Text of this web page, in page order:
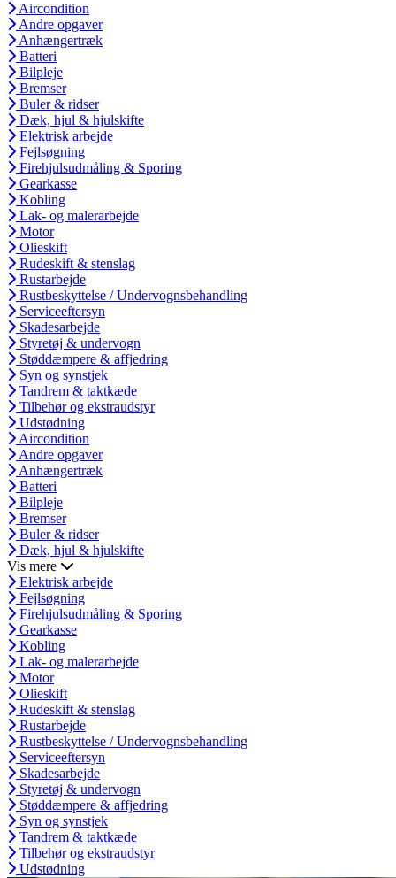
Aircondition
Andre opgaver
Anhængertræk
Batteri
Bilpleje
Bremser
Buler & ridser
Dæk, hjul & hjulskifte
Elektrisk arbejde
Fejlsøgning
Firehjulsudmåling & Sporing
Gearkasse
Kobling
Lak- og malerarbejde
Motor
Olieskift
Rudeskift & stenslag
Rustarbejde
Rustbeskyttelse / Undervognsbehandling
Serviceeftersyn
Skadesarbejde
Styretøj & undervogn
Støddæmpere & affjedring
Syn og synstjek
Tandrem & taktkæde
Tilbehør og ekstraudstyr
Udstødning
Aircondition
Andre opgaver
Anhængertræk
Batteri
Bilpleje
Bremser
Buler & ridser
Dæk, hjul & hjulskifte
Vis mere
Elektrisk arbejde
Fejlsøgning
Firehjulsudmåling & Sporing
Gearkasse
Kobling
Lak- og malerarbejde
Motor
Olieskift
Rudeskift & stenslag
Rustarbejde
Rustbeskyttelse / Undervognsbehandling
Serviceeftersyn
Skadesarbejde
Styretøj & undervogn
Støddæmpere & affjedring
Syn og synstjek
Tandrem & taktkæde
Tilbehør og ekstraudstyr
Udstødning